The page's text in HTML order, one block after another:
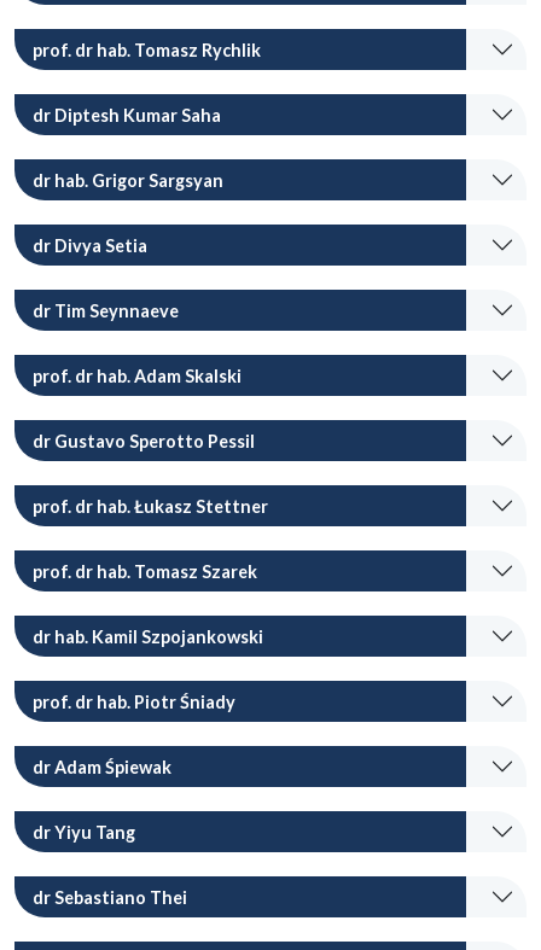
prof. dr hab. Tomasz Rychlik
dr Diptesh Kumar Saha
dr hab. Grigor Sargsyan
dr Divya Setia
dr Tim Seynnaeve
prof. dr hab. Adam Skalski
dr Gustavo Sperotto Pessil
prof. dr hab. Łukasz Stettner
prof. dr hab. Tomasz Szarek
dr hab. Kamil Szpojankowski
prof. dr hab. Piotr Śniady
dr Adam Śpiewak
dr Yiyu Tang
dr Sebastiano Thei